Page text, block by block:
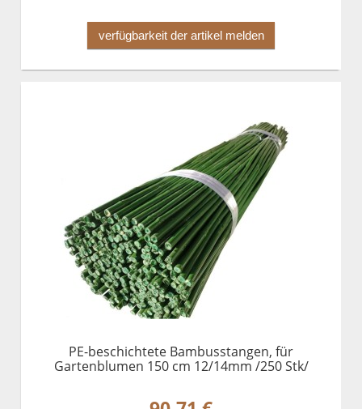
verfügbarkeit der artikel melden
PE-beschichtete Bambusstangen, für
Gartenblumen 150 cm 12/14mm /250 Stk/